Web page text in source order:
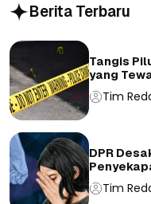
Berita Terbaru
Tangis
yang
Tim
DPR
Tim